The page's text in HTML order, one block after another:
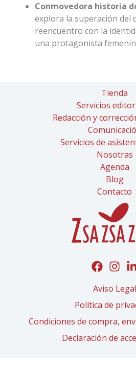
Conmovedora historia
explora la superación del
reencuentro con la
una protagonista
Tienda
Servicios
Redacción y
Servicios de
Nosotras
Agenda
Blog
Contacto
Aviso Legal
Política de
Condiciones de compra,
Declaración de